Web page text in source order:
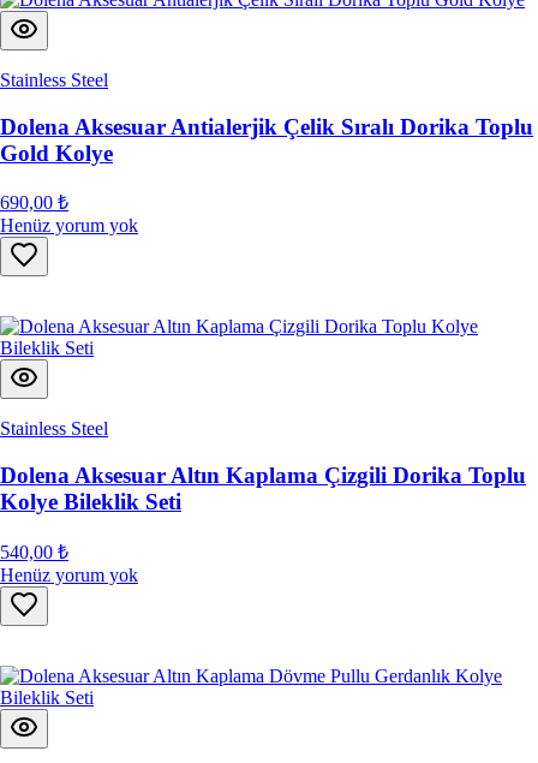
Stainless Steel
Dolena Aksesuar Antialerjik Çelik Sıralı Dorika Toplu
Gold Kolye
690,00 ₺
Henüz yorum yok
Stainless Steel
Dolena Aksesuar Altın Kaplama Çizgili Dorika Toplu
Kolye Bileklik Seti
540,00 ₺
Henüz yorum yok